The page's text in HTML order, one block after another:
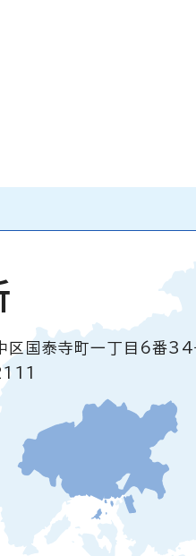
区国泰寺町一丁目6番34